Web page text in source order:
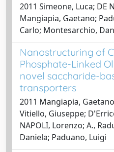
2011 Simeone, Luca; DE
Mangiapia, Gaetano;
Carlo; Montesarchio,
Nanostructuring of
Phosphate-Linked
novel saccharide-
transporters
2011 Mangiapia,
Vitiello, Giuseppe;
NAPOLI, Lorenzo; A.,
Daniela; Paduano, Luigi